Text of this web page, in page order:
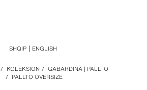
/ KOLEKSION / GABARDINA | PALLTO
/ PALLTO OVERSIZE
SHQIP ENGLISH